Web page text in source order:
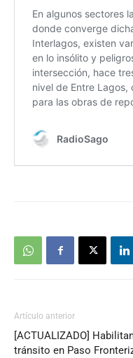
Artículo anterior
[ACTUALIZADO]
tránsito en Paso